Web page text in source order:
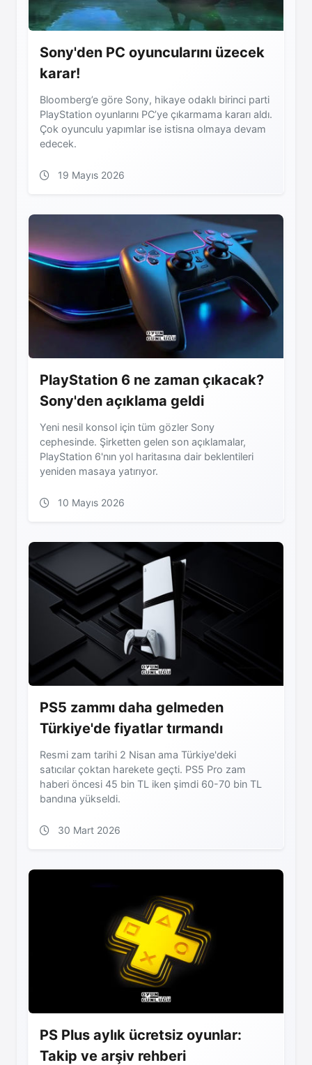
Sony'den PC oyuncularını üzecek
karar!
Bloomberg’e göre Sony, hikaye odaklı birinci parti
PlayStation oyunlarını PC’ye çıkarmama kararı aldı.
Çok oyunculu yapımlar ise istisna olmaya devam
edecek.
19 Mayıs 2026
PlayStation 6 ne zaman çıkacak?
Sony'den açıklama geldi
Yeni nesil konsol için tüm gözler Sony
cephesinde. Şirketten gelen son açıklamalar,
PlayStation 6'nın yol haritasına dair beklentileri
yeniden masaya yatırıyor.
10 Mayıs 2026
PS5 zammı daha gelmeden
Türkiye'de fiyatlar tırmandı
Resmi zam tarihi 2 Nisan ama Türkiye'deki
satıcılar çoktan harekete geçti. PS5 Pro zam
haberi öncesi 45 bin TL iken şimdi 60-70 bin TL
bandına yükseldi.
30 Mart 2026
PS Plus aylık ücretsiz oyunlar:
Takip ve arşiv rehberi